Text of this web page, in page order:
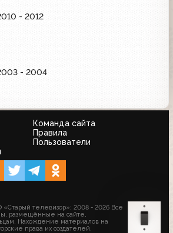
- 2012
- 2004
Команда сайта
Правила
Пользователи
«Старый телевизор»; 2008 - 2026 Все
размещённые на сайте,
Нахождение материалов на
права их создателей.